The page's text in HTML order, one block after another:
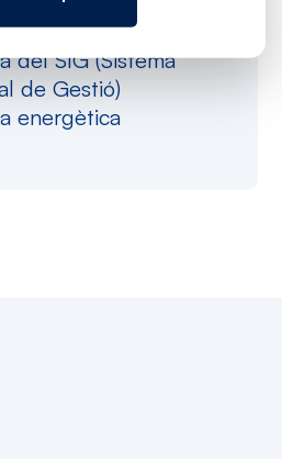
del SIG (Sistema
de Gestió)
energètica